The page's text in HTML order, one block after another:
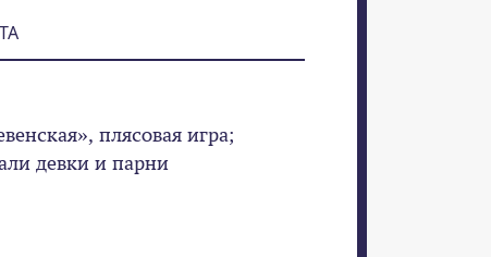
плясовая игра;
девки и парни